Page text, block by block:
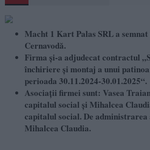
Macht 1 Kart Palas SRL a
Cernavodă.
Firma și-a adjudecat contractul
închiriere și montaj a unui
perioada 30.11.2024-30.01.2025“.
Asociații firmei sunt: Vasea
capitalul social și Mihalcea
capitalul social. De administrarea
Mihalcea Claudia.